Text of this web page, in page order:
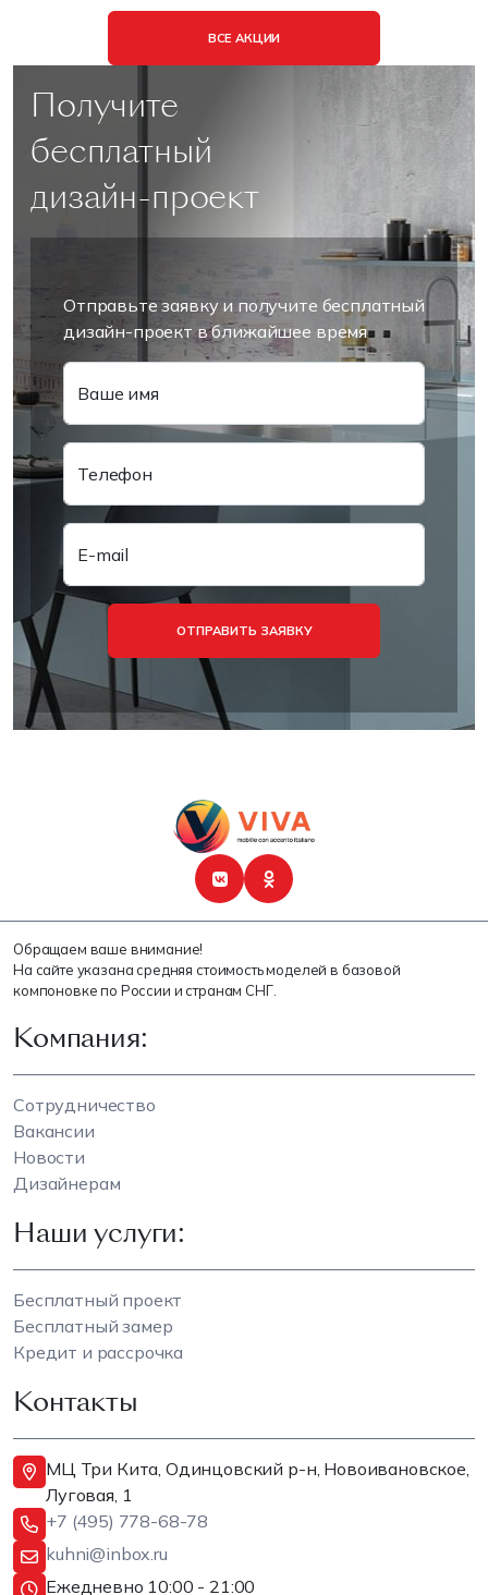
ВСЕ АКЦИИ
Получите
бесплатный
дизайн-проект
Отправьте заявку и получите бесплатный
дизайн-проект в ближайшее время
Ваше имя
Телефон
E-mail
ОТПРАВИТЬ ЗАЯВКУ
Обращаем ваше внимание!
На сайте указана средняя стоимость моделей в базовой
компоновке по России и странам СНГ.
Компания:
Сотрудничество
Вакансии
Новости
Дизайнерам
Наши услуги:
Бесплатный проект
Бесплатный замер
Кредит и рассрочка
Контакты
МЦ Три Кита, Одинцовский р-н, Новоивановское,
Луговая, 1
+7 (495) 778-68-78
kuhni@inbox.ru
Ежедневно 10:00 - 21:00